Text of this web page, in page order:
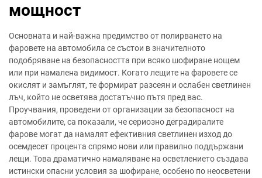
мощност
Основната и най-важна предимство от полирването на
фаровете на автомобила се състои в значителното
подобряване на безопасността при всяко шофиране нощем
или при намалена видимост. Когато лещите на фаровете се
окислят и замъглят, те формират разсеян и ослабен светлинен
лъч, който не осветява достатъчно пътя пред вас.
Проучвания, проведени от организации за безопасност на
автомобилите, са показали, че сериозно деградиралите
фарове могат да намалят ефективния светлинен изход до
осемдесет процента спрямо нови или правилно поддържани
лещи. Това драматично намаляване на осветлението създава
истински опасни условия за шофиране, особено по неосветени